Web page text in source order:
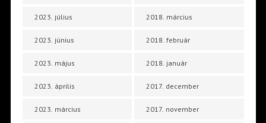
2023. július
2023. június
2023. május
2023. április
2023. március
2018. március
2018. február
2018. január
2017. december
2017. november